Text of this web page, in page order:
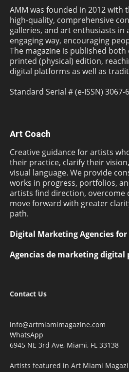
AMM was founded in 2012 with
high-quality, comprehensive
galleries, and art enthusiasts in
engaging way, encouraging
The magazine is published both
printed (physical) edition,
digital platforms as well as
Standard Serial # (e-ISSN) 3067-
Art Coach
Creative guidance for artists
their practice, clarify their
visual language. We provide
works in progress, portfolios,
artists find direction, overcome
move forward with greater
path.
Digital Marketing Agencies
Agencias de marketing digital
Contact Us
info@artmiamimagazine.com
WhatsApp
6945 NE 3rd Ave, Miami, FL 33138
Artists featured in Art Miami